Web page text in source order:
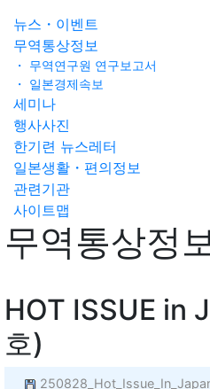
부
근성 정
책
회원사
총람
뉴스・이벤트
무역통상정보
・ 무역연구원 연구보고서
・ 일본경제속보
세미나
행사사진
한기련 뉴스레터
일본생활・편의정보
관련기관
사이트맵
무역통상정
HOT ISSUE in
호)